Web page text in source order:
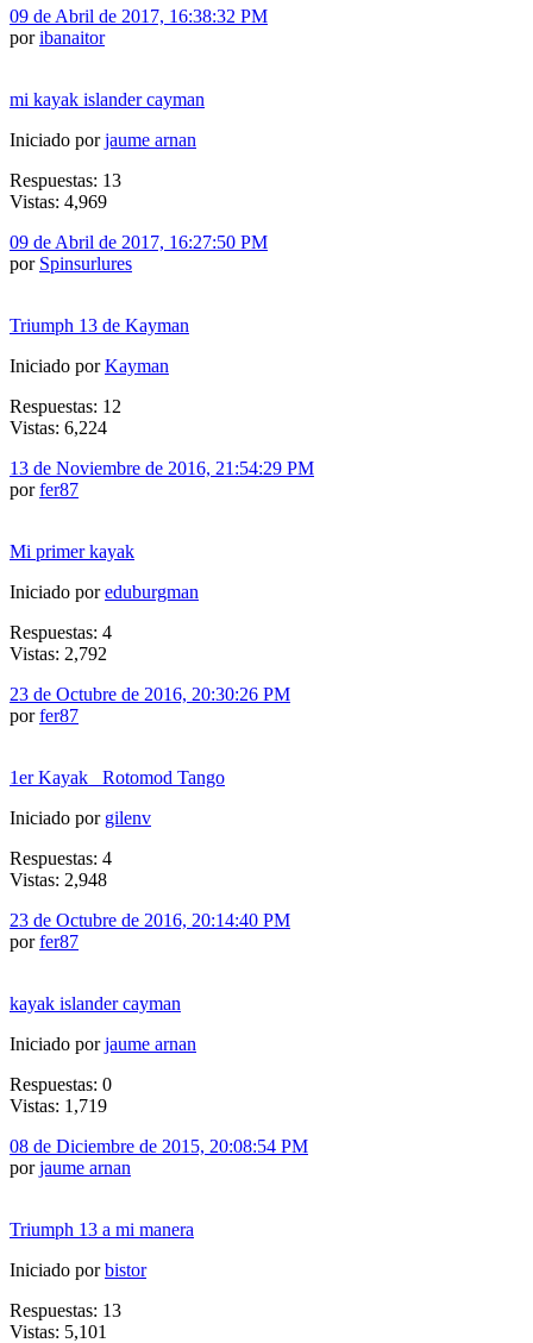
09 de Abril de 2017, 16:38:32 PM
poribanaitor
mi kayak islander cayman
Iniciado porjaume arnan
Respuestas: 13
Vistas: 4,969
09 de Abril de 2017, 16:27:50 PM
por Spinsurlures
Triumph 13 de Kayman
Iniciado porKayman
Respuestas: 12
Vistas: 6,224
13 de Noviembre de 2016, 21:54:29 PM
porfer87
Mi primer kayak
Iniciado poreduburgman
Respuestas: 4
Vistas: 2,792
23 de Octubre de 2016, 20:30:26 PM
porfer87
1er Kayak _Rotomod Tango
Iniciado por gilenv
Respuestas: 4
Vistas: 2,948
23 de Octubre de 2016, 20:14:40 PM
porfer87
kayak islander cayman
Iniciado porjaume arnan
Respuestas: 0
Vistas: 1,719
08 de Diciembre de 2015, 20:08:54 PM
porjaume arnan
Triumph 13 a mi manera
Iniciado porbistor
Respuestas: 13
Vistas: 5,101